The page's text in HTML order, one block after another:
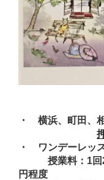
・ 横浜、町田、
・ ワンデーレッ
授業料：1回2
円程度